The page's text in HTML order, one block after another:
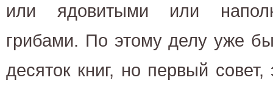
или ядовитыми или
грибами. По этому делу уже
десяток книг, но первый